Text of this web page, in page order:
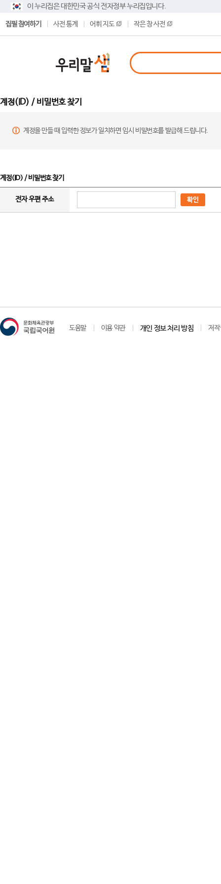
이 누리집은 대한민국 공식 전자정부 누리집입니다.
집필 참여하기 사전 통계 어휘 지도 작은 창 사전
계정(ID) / 비밀번호 찾기
계정을 만들 때 입력한 정보가 일치하면 임시 비밀번호를 발급해 드립니다.
계정(ID) / 비밀번호 찾기
전자 우편 주소 확인
도움말 이용 약관 개인 정보 처리 방침 저